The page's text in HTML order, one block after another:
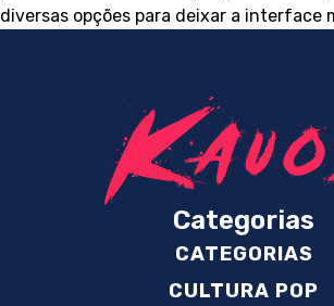
diversas opções para deixar a interface
Categorias
CATEGORIAS
CULTURA POP